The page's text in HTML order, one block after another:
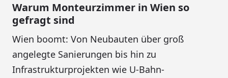
Warum Monteurzimmer in Wien so
gefragt sind
Wien boomt: Von Neubauten über groß
angelegte Sanierungen bis hin zu
Infrastrukturprojekten wie U-Bahn-